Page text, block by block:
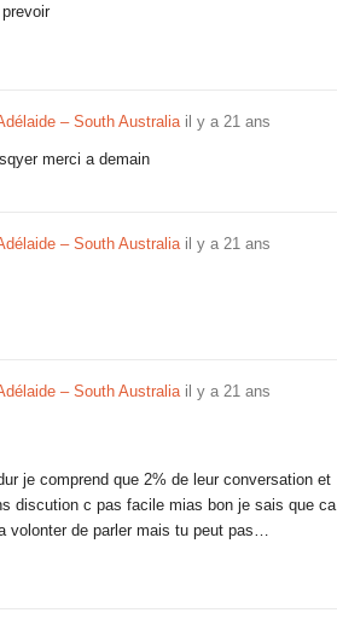
– South Australia il y a 21 ans
merci a demain
– South Australia il y a 21 ans
– South Australia il y a 21 ans
je comprend que 2% de leur conversation et
discution c pas facile mias bon je sais que ca
volonter de parler mais tu peut pas…